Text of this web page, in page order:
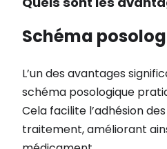
Schéma
L’un des avantages
schéma posologique
Cela facilite l’adhésion
traitement, améliorant